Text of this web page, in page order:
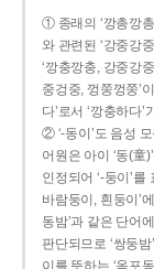
① 종래의 ‘깡총깡총
와 관련된 ‘강중강
‘깡충깡충, 강중강
중겅중, 껑쭝껑쭝’
다’로서 ‘깡충하다
② ‘-동이’도 음성 모
어원은 아이 ‘동(童
인정되어 ‘-둥이’
바람둥이, 흰둥이’
동밤’과 같은 단어
판단되므로 ‘쌍둥
이를 뜻하는 ‘옴포